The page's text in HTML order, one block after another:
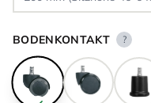
BODENKONTAKT ?